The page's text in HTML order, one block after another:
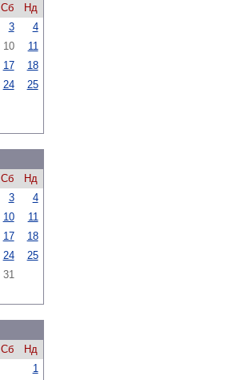
Сб
Нд
3
4
10
11
17
18
24
25
Сб
Нд
3
4
10
11
17
18
24
25
31
Сб
Нд
1